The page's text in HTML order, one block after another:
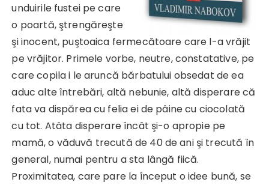
unduirile fustei pe care
o poartă, ştrengăreşte
şi inocent, puştoaica fermecătoare care l-a vrăjit
pe vrăjitor. Primele vorbe, neutre, constatative, pe
care copila i le aruncă bărbatului obsedat de ea
aduc alte întrebări, altă nebunie, altă disperare că
fata va dispărea cu felia ei de pâine cu ciocolată
cu tot. Atâta disperare încât şi-o apropie pe
mamă, o văduvă trecută de 40 de ani şi trecută în
general, numai pentru a sta lângă fiică.
Proximitatea, care pare la început o idee bună, se